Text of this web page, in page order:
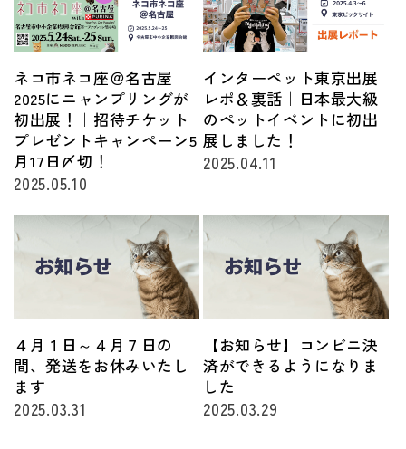
ネコ市ネコ座＠名古屋
2025にニャンプリングが
初出展！｜招待チケット
プレゼントキャンペーン5
月17日〆切！
2025.05.10
インターペット東京出展
レポ＆裏話｜日本最大級
のペットイベントに初出
展しました！
2025.04.11
４月１日～４月７日の
間、発送をお休みいたし
ます
2025.03.31
【お知らせ】コンビニ決
済ができるようになりま
した
2025.03.29